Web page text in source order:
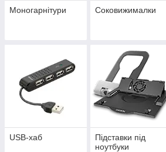
Моногарнітури Соковижималки
USB-хаб
Підставки під
ноутбуки